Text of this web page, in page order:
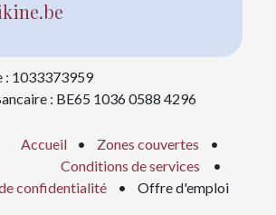
Accueil • ​ Zones couvertes •
Conditions de services
•
confidentialité• Offre d'emploi
: 1033373959
: BE65 1036 0588 4296